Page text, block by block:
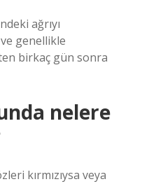
ağrıyı
genellikle
birkaç gün sonra
nelere
kırmızıysa veya